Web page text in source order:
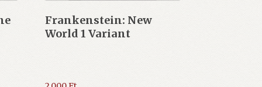
Frankenstein: New
World 1 Variant